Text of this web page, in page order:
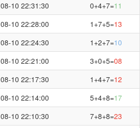
08-10 22:31:30 0+4+7=11
08-10 22:28:00 1+7+5=13
08-10 22:24:30 1+2+7=10
08-10 22:21:00 3+0+5=08
08-10 22:17:30 1+4+7=12
08-10 22:14:00 5+4+8=17
08-10 22:10:30 7+8+8=23